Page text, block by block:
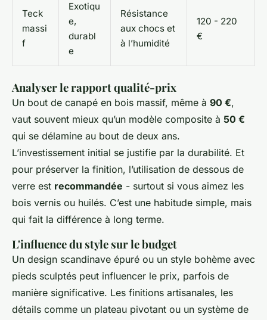
Teck
massi
f
Exotiqu
e,
durabl
e
Résistance
aux chocs et
à l’humidité
120 - 220
€
Analyser le rapport qualité-prix
Un bout de canapé en bois massif, même à 90 €,
vaut souvent mieux qu’un modèle composite à 50 €
qui se délamine au bout de deux ans.
L’investissement initial se justifie par la durabilité. Et
pour préserver la finition, l’utilisation de dessous de
verre est recommandée - surtout si vous aimez les
bois vernis ou huilés. C’est une habitude simple, mais
qui fait la différence à long terme.
L'influence du style sur le budget
Un design scandinave épuré ou un style bohème avec
pieds sculptés peut influencer le prix, parfois de
manière significative. Les finitions artisanales, les
détails comme un plateau pivotant ou un système de